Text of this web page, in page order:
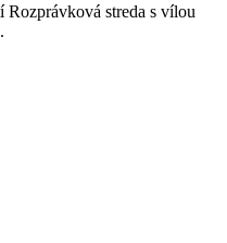
Rozprávková streda s vílou